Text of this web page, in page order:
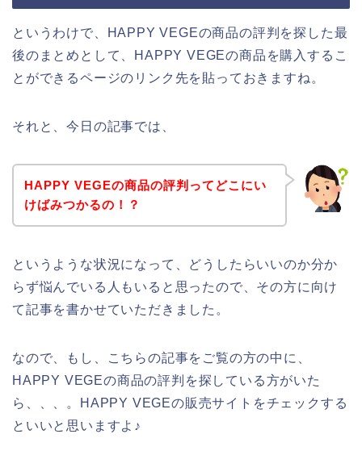
というわけで、HAPPY VEGEの商品の評判を探した最
後のまとめとして、HAPPY VEGEの商品を購入するこ
とができるページのリンク先を貼っておきますね。
それと、今日の記事では、
HAPPY VEGEの商品の評判ってどこにい
けばみつかるの！？
というような状況になって、どうしたらいいのか分か
らず悩んでいる人もいると思ったので、その方に向け
て記事を書かせていただきました。
なので、もし、こちらの記事をご覧の方の中に、
HAPPY VEGEの商品の評判を探している方がいた
ら、、、。HAPPY VEGEの販売サイトをチェックする
といいと思いますよ♪